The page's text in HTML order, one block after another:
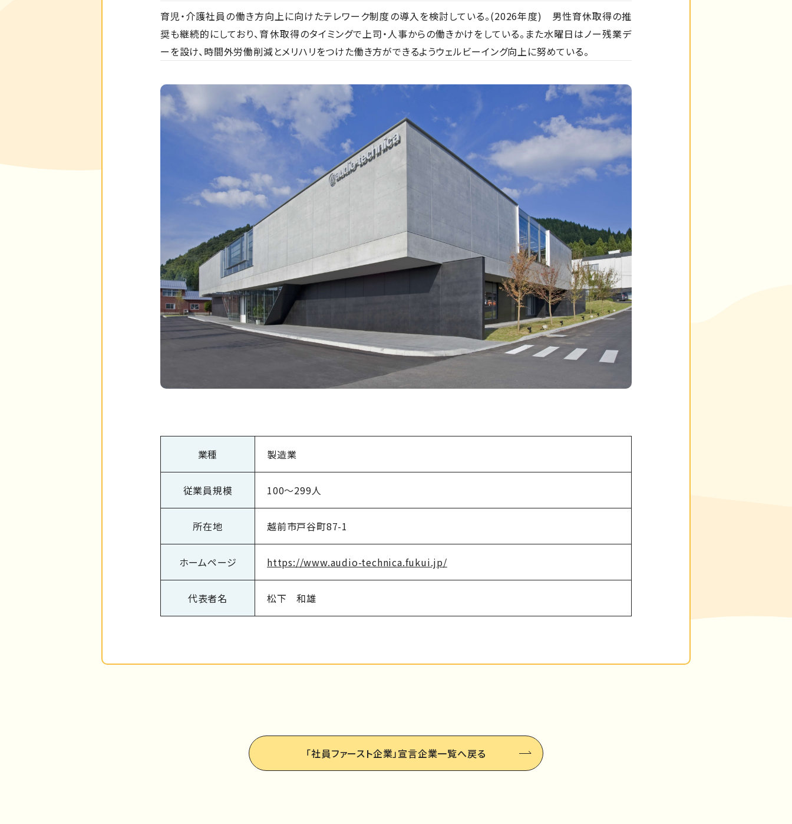
育児・介護社員の働き方向上に向けたテレワーク制度の導入を検討している。(2026年度) 男性育休取得の推
奨も継続的にしており、育休取得のタイミングで上司・人事からの働きかけをしている。また水曜日はノー残業デ
ーを設け、時間外労働削減とメリハリをつけた働き方ができるようウェルビーイング向上に努めている。
業種 製造業
従業員規模 100～299人
所在地 越前市戸谷町87-1
ホームページ https://www.audio-technica.fukui.jp/
代表者名 松下 和雄
「社員ファースト企業」宣言企業一覧へ戻る